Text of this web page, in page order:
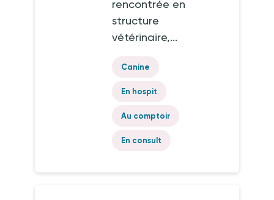
rencontrée en
structure
vétérinaire,...
Canine
En hospit
Au comptoir
En consult